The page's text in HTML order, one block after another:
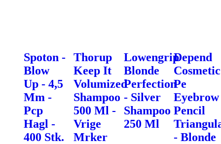
Spoton -
Blow
Up - 4,5
Mm -
Pcp
Hagl -
400 Stk.
Thorup
Keep It
Volumized
Shampoo
500 Ml -
Vrige
Mrker
Lowengrip
Blonde
Perfection
- Silver
Shampoo
250 Ml
Depend
Cosmetic
Pe
Eyebrow
Pencil
- Blonde